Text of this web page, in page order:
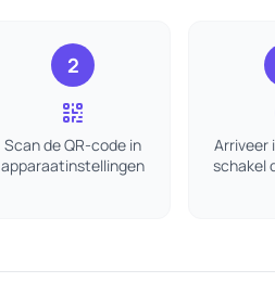
2
Scan de QR-code in
apparaatinstellingen
Arriveer
schakel